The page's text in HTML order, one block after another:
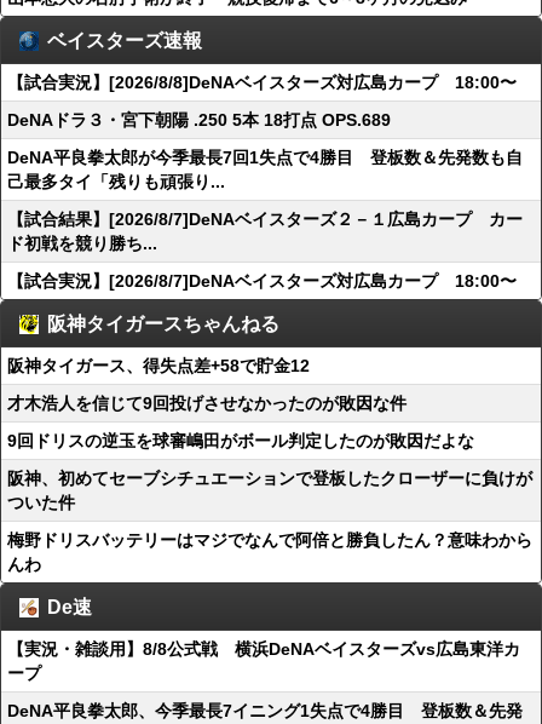
ベイスターズ速報
【試合実況】[2026/8/8]DeNAベイスターズ対広島カープ 18:00〜
DeNAドラ３・宮下朝陽 .250 5本 18打点 OPS.689
DeNA平良拳太郎が今季最長7回1失点で4勝目 登板数＆先発数も自
己最多タイ「残りも頑張り...
【試合結果】[2026/8/7]DeNAベイスターズ２－１広島カープ カー
ド初戦を競り勝ち...
【試合実況】[2026/8/7]DeNAベイスターズ対広島カープ 18:00〜
阪神タイガースちゃんねる
阪神タイガース、得失点差+58で貯金12
才木浩人を信じて9回投げさせなかったのが敗因な件
9回ドリスの逆玉を球審嶋田がボール判定したのが敗因だよな
阪神、初めてセーブシチュエーションで登板したクローザーに負けが
ついた件
梅野ドリスバッテリーはマジでなんで阿倍と勝負したん？意味わから
んわ
De速
【実況・雑談用】8/8公式戦 横浜DeNAベイスターズvs広島東洋カ
ープ
DeNA平良拳太郎、今季最長7イニング1失点で4勝目 登板数＆先発